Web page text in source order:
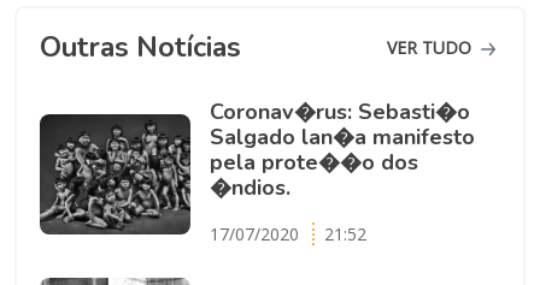
Outras Notícias VER TUDO
Coronav�rus: Sebasti�o
Salgado lan�a manifesto
pela prote��o dos
�ndios.
17/07/2020 21:52